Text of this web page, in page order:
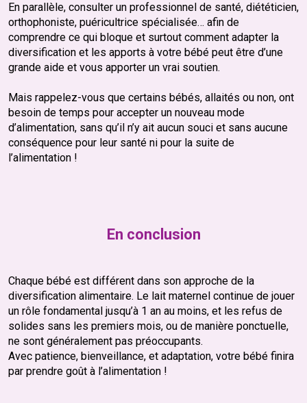
En parallèle, consulter un professionnel de santé, diététicien,
orthophoniste, puéricultrice spécialisée… afin de
comprendre ce qui bloque et surtout comment adapter la
diversification et les apports à votre bébé peut être d’une
grande aide et vous apporter un vrai soutien.
Mais rappelez-vous que certains bébés, allaités ou non, ont
besoin de temps pour accepter un nouveau mode
d’alimentation, sans qu’il n’y ait aucun souci et sans aucune
conséquence pour leur santé ni pour la suite de
l’alimentation !
En conclusion
Chaque bébé est différent dans son approche de la
diversification alimentaire. Le lait maternel continue de jouer
un rôle fondamental jusqu’à 1 an au moins, et les refus de
solides sans les premiers mois, ou de manière ponctuelle,
ne sont généralement pas préoccupants.
Avec patience, bienveillance, et adaptation, votre bébé finira
par prendre goût à l’alimentation !